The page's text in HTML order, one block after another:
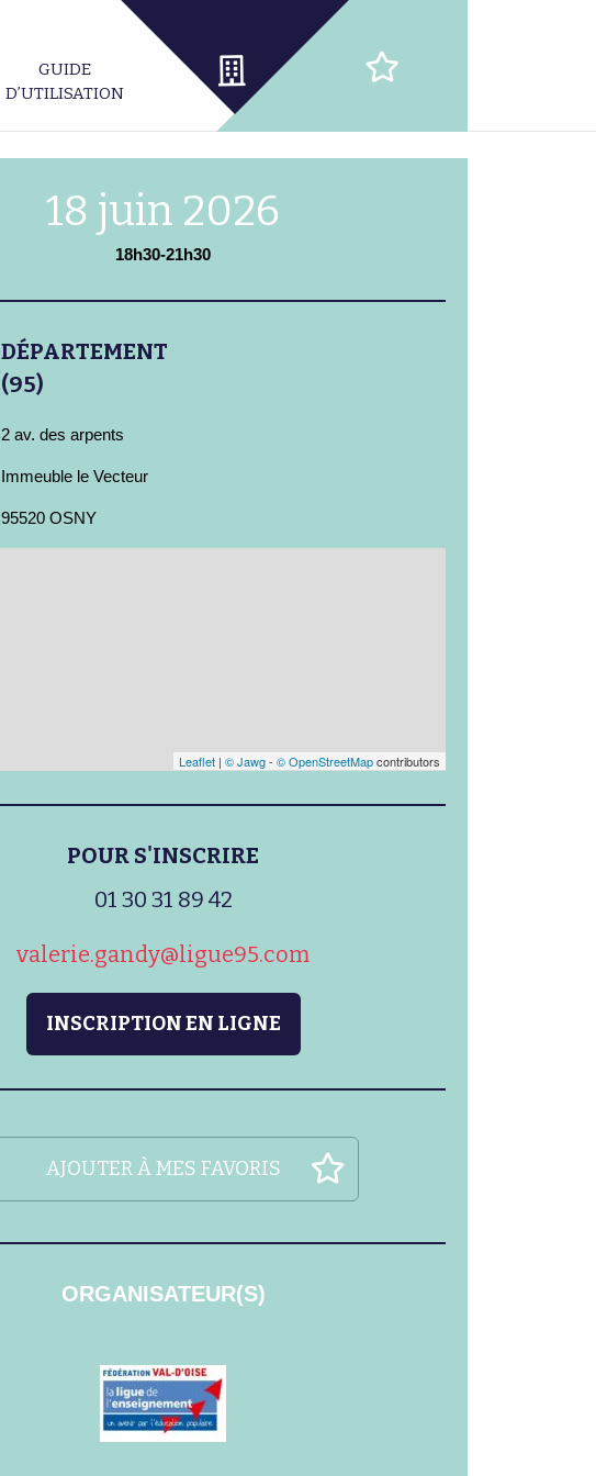
GUIDE
D’UTILISATION
18 juin 2026
18h30-21h30
DÉPARTEMENT
(95)
2 av. des arpents
Immeuble le Vecteur
95520 OSNY
Leaflet | © Jawg- © OpenStreetMapcontributors
POUR S'INSCRIRE
01 30 31 89 42
valerie.gandy@ligue95.com
INSCRIPTION EN LIGNE
AJOUTER À MES FAVORIS
ORGANISATEUR(S)